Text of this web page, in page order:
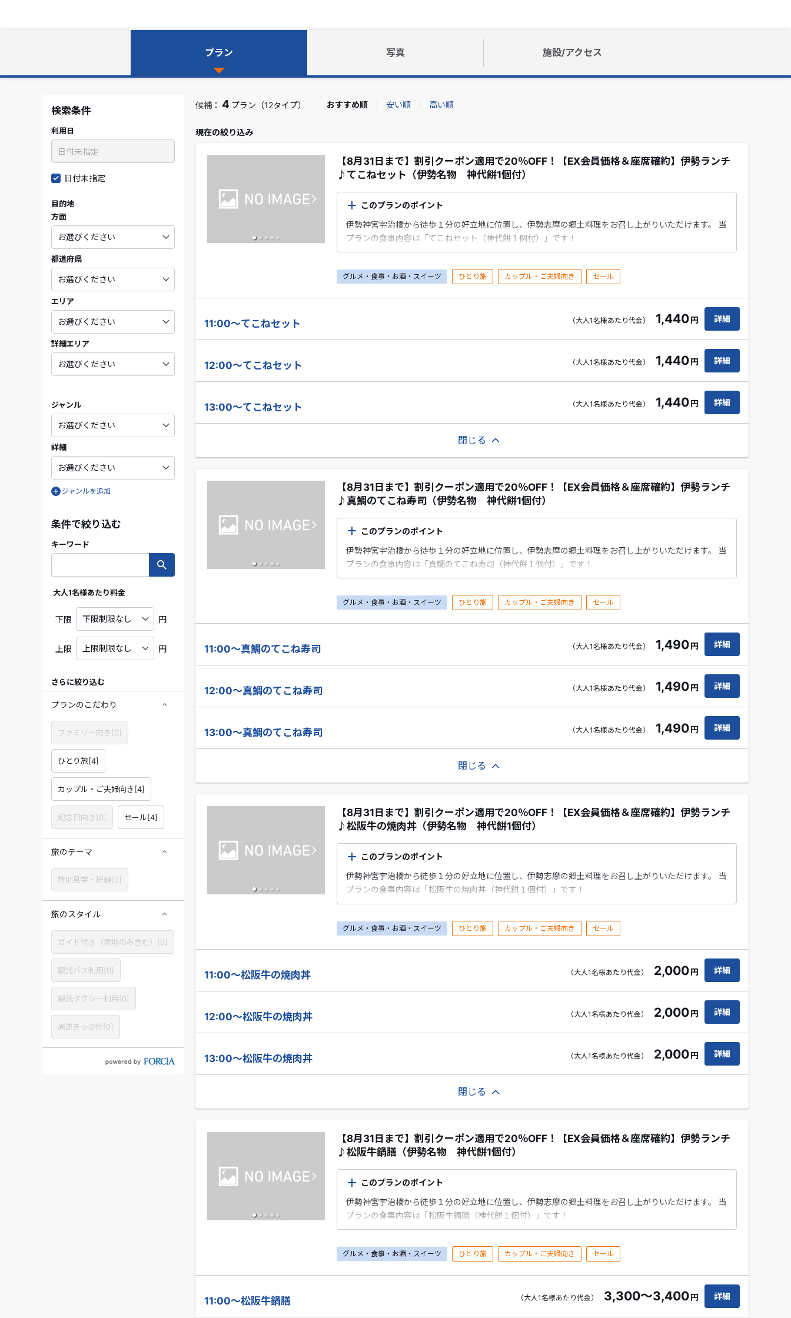
プラン 写真 施設/アクセス
検索条件
利用日
日付未指定
目的地
方面
都道府県
エリア
詳細エリア
ジャンル
詳細
ジャンルを追加
条件で絞り込む
キーワード
大人1名様あたり料金
下限 円
上限 円
さらに絞り込む
プランのこだわり
ファミリー向き[0]
ひとり旅[4]
カップル・ご夫婦向き[4]
記念日向き[0] セール[4]
旅のテーマ
特別見学・拝観[0]
旅のスタイル
ガイド付き（現地のみ含む）[0]
観光バス利用[0]
観光タクシー利用[0]
周遊きっぷ付[0]
現在の絞り込み
候補： 4 プラン（12タイプ） おすすめ順 安い順 高い順
【8月31日まで】割引クーポン適用で20％OFF！【EX会員価格＆座席確約】伊勢ランチ
♪てこねセット（伊勢名物 神代餅1個付）
このプランのポイント
伊勢神宮宇治橋から徒歩１分の好立地に位置し、伊勢志摩の郷土料理をお召し上がりいただけます。 当
プランの食事内容は「てこねセット（神代餅１個付）」です！
グルメ・食事・お酒・スイーツ ひとり旅 カップル・ご夫婦向き セール
11:00～てこねセット （大人1名様あたり代金） 1,440円 詳細
12:00～てこねセット （大人1名様あたり代金） 1,440円 詳細
13:00～てこねセット （大人1名様あたり代金） 1,440円 詳細
閉じる
【8月31日まで】割引クーポン適用で20％OFF！【EX会員価格＆座席確約】伊勢ランチ
♪真鯛のてこね寿司（伊勢名物 神代餅1個付）
このプランのポイント
伊勢神宮宇治橋から徒歩１分の好立地に位置し、伊勢志摩の郷土料理をお召し上がりいただけます。 当
プランの食事内容は「真鯛のてこね寿司（神代餅１個付）」です！
グルメ・食事・お酒・スイーツ ひとり旅 カップル・ご夫婦向き セール
11:00～真鯛のてこね寿司 （大人1名様あたり代金） 1,490円 詳細
12:00～真鯛のてこね寿司 （大人1名様あたり代金） 1,490円 詳細
13:00～真鯛のてこね寿司 （大人1名様あたり代金） 1,490円 詳細
閉じる
【8月31日まで】割引クーポン適用で20％OFF！【EX会員価格＆座席確約】伊勢ランチ
♪松阪牛の焼肉丼（伊勢名物 神代餅1個付）
このプランのポイント
伊勢神宮宇治橋から徒歩１分の好立地に位置し、伊勢志摩の郷土料理をお召し上がりいただけます。 当
プランの食事内容は「松阪牛の焼肉丼（神代餅１個付）」です！
グルメ・食事・お酒・スイーツ ひとり旅 カップル・ご夫婦向き セール
11:00～松阪牛の焼肉丼 （大人1名様あたり代金） 2,000円 詳細
12:00～松阪牛の焼肉丼 （大人1名様あたり代金） 2,000円 詳細
13:00～松阪牛の焼肉丼 （大人1名様あたり代金） 2,000円 詳細
閉じる
【8月31日まで】割引クーポン適用で20％OFF！【EX会員価格＆座席確約】伊勢ランチ
♪松阪牛鍋膳（伊勢名物 神代餅1個付）
このプランのポイント
伊勢神宮宇治橋から徒歩１分の好立地に位置し、伊勢志摩の郷土料理をお召し上がりいただけます。 当
プランの食事内容は「松阪牛鍋膳（神代餅１個付）」です！
グルメ・食事・お酒・スイーツ ひとり旅 カップル・ご夫婦向き セール
11:00～松阪牛鍋膳 （大人1名様あたり代金） 3,300〜3,400円 詳細